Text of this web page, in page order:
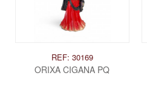
REF: 30169
ORIXA CIGANA PQ